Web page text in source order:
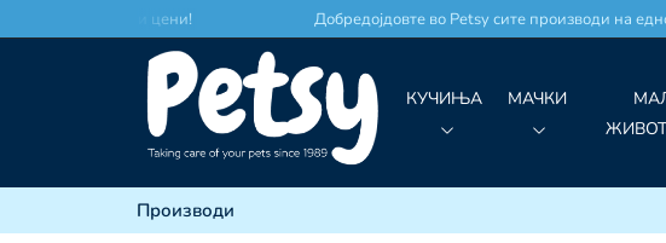
по најдобри цени! Добредојдовте во Petsy сите производи на едно
КУЧИЊА МАЧКИ
Производи